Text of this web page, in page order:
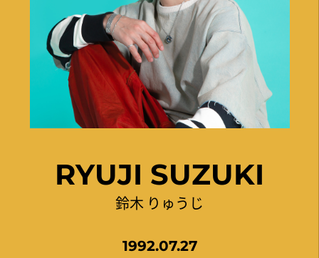
RYUJI SUZUKI
鈴木 りゅうじ
1992.07.27